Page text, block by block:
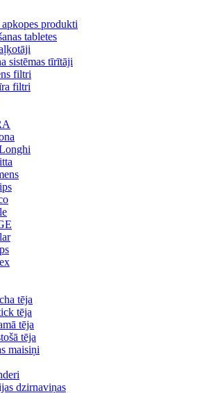
produkti
tabletes
sistēmas tīrītāji
filtri
filtri
tēja
tēja
tēja
tēja
maisiņi
dzirnaviņas